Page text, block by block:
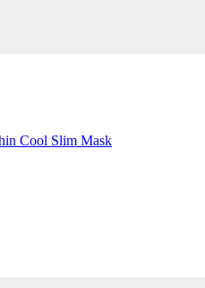
Cool Slim Mask